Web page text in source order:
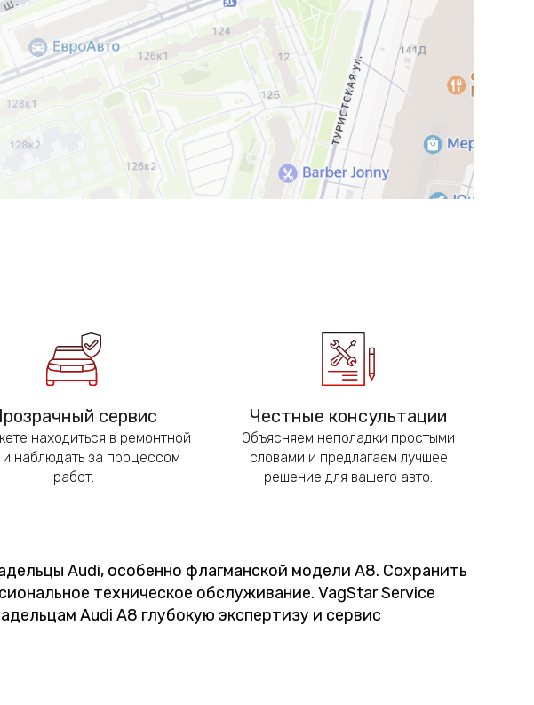
сервис
находиться в ремонтной
наблюдать за процессом
работ.
Честные консультации
Объясняем неполадки простыми
словами и предлагаем лучшее
решение для вашего авто.
Audi, особенно флагманской модели A8. Сохранить
техническое обслуживание. VagStar Service
Audi A8 глубокую экспертизу и сервис